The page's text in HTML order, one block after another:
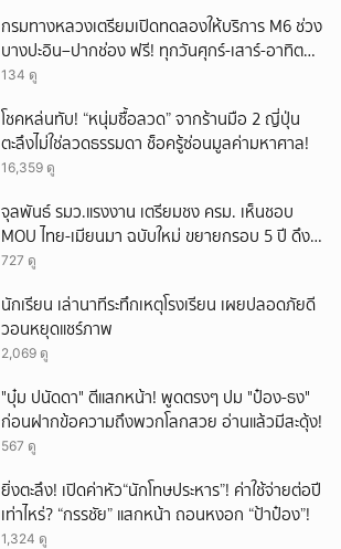
กรมทางหลวงเตรียมเปิดทดลองให้บริการ M6 ช่วง
บางปะอิน–ปากช่อง ฟรี! ทุกวันศุกร์-เสาร์-อาทิตย์
เริ่มศุกร์ที่ 21 สิงหาคม 2569 นี้
134 ดู
โชคหล่นทับ! “หนุ่มซื้อลวด” จากร้านมือ 2 ญี่ปุ่น
ตะลึงไม่ใช่ลวดธรรมดา ช็อครู้ซ่อนมูลค่ามหาศาล!
16,359 ดู
จุลพันธ์ รมว.แรงงาน เตรียมชง ครม. เห็นชอบ
MOU ไทย-เมียนมา ฉบับใหม่ ขยายกรอบ 5 ปี ดึง
แรงงานเข้าระบบ
727 ดู
นักเรียน เล่านาทีระทึกเหตุโรงเรียน เผยปลอดภัยดี
วอนหยุดแชร์ภาพ
2,069 ดู
"บุ๋ม ปนัดดา" ตีแสกหน้า! พูดตรงๆ ปม "ป๋อง-ธง"
ก่อนฝากข้อความถึงพวกโลกสวย อ่านแล้วมีสะดุ้ง!
567 ดู
ยิ่งตะลึง! เปิดค่าหัว“นักโทษประหาร”! ค่าใช้จ่ายต่อปี
เท่าไหร่? “กรรชัย” แสกหน้า ถอนหงอก “ป้าป๋อง”!
1,324 ดู